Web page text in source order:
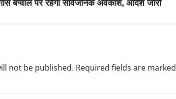
not be published. Required fields are marked